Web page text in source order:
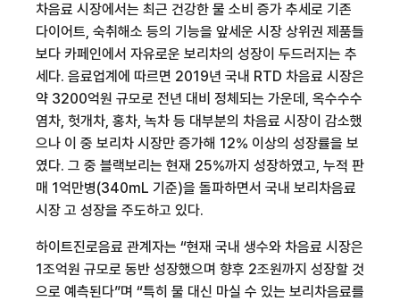
차음료 시장에서는 최근 건강한 물 소비 증가 추세로 기존
다이어트, 숙취해소 등의 기능을 앞세운 시장 상위권 제품들
보다 카페인에서 자유로운 보리차의 성장이 두드러지는 추
세다. 음료업계에 따르면 2019년 국내 RTD 차음료 시장은
약 3200억원 규모로 전년 대비 정체되는 가운데 , 옥수수수
염차, 헛개차, 홍차, 녹차 등 대부분의 차음료 시장이 감소했
으나 이 중 보리차 시장만 증가해 12% 이상의 성장률을 보
였다. 그 중 블랙보리는 현재 25%까지 성장하였고, 누적 판
매 1억만병(340mL 기준)을 돌파하면서 국내 보리차음료
시장 고 성장을 주도하고 있다.
하이트진로음료 관계자는 “현재 국내 생수와 차음료 시장은
1조억원 규모로 동반 성장했으며 향후 2조원까지 성장할 것
으로 예측된다”며 “특히 물 대신 마실 수 있는 보리차음료를